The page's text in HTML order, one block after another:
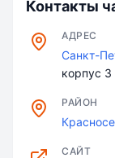
Контакты
АДРЕС
Санкт-
корпус 3
РАЙОН
САЙТ